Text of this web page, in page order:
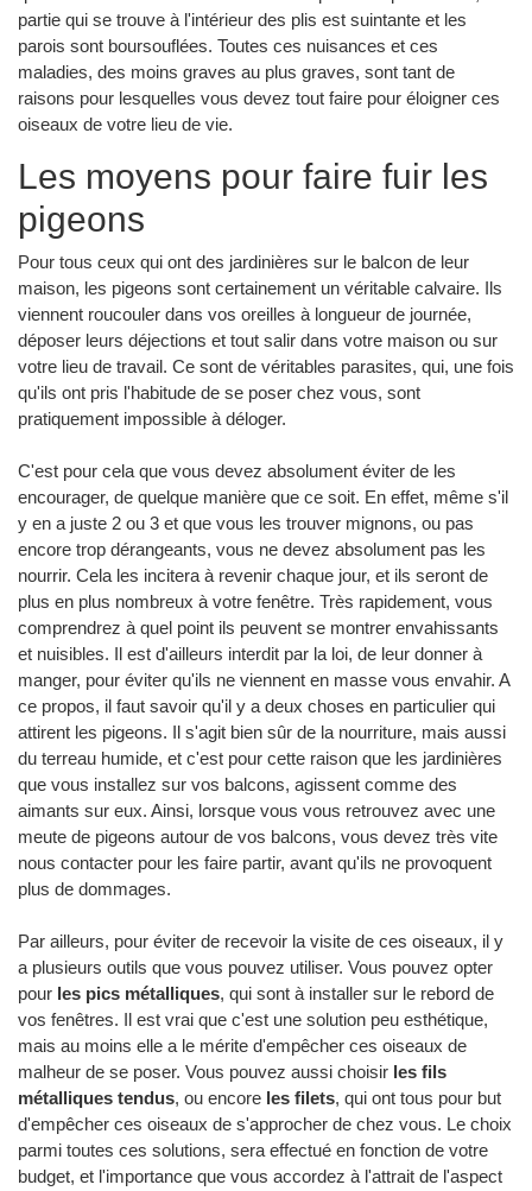
partie qui se trouve à l'intérieur des plis est suintante et les
parois sont boursouflées. Toutes ces nuisances et ces
maladies, des moins graves au plus graves, sont tant de
raisons pour lesquelles vous devez tout faire pour éloigner ces
oiseaux de votre lieu de vie.
Les moyens pour faire fuir les
pigeons
Pour tous ceux qui ont des jardinières sur le balcon de leur
maison, les pigeons sont certainement un véritable calvaire. Ils
viennent roucouler dans vos oreilles à longueur de journée,
déposer leurs déjections et tout salir dans votre maison ou sur
votre lieu de travail. Ce sont de véritables parasites, qui, une fois
qu'ils ont pris l'habitude de se poser chez vous, sont
pratiquement impossible à déloger.
C'est pour cela que vous devez absolument éviter de les
encourager, de quelque manière que ce soit. En effet, même s'il
y en a juste 2 ou 3 et que vous les trouver mignons, ou pas
encore trop dérangeants, vous ne devez absolument pas les
nourrir. Cela les incitera à revenir chaque jour, et ils seront de
plus en plus nombreux à votre fenêtre. Très rapidement, vous
comprendrez à quel point ils peuvent se montrer envahissants
et nuisibles. Il est d'ailleurs interdit par la loi, de leur donner à
manger, pour éviter qu'ils ne viennent en masse vous envahir. A
ce propos, il faut savoir qu'il y a deux choses en particulier qui
attirent les pigeons. Il s'agit bien sûr de la nourriture, mais aussi
du terreau humide, et c'est pour cette raison que les jardinières
que vous installez sur vos balcons, agissent comme des
aimants sur eux. Ainsi, lorsque vous vous retrouvez avec une
meute de pigeons autour de vos balcons, vous devez très vite
nous contacter pour les faire partir, avant qu'ils ne provoquent
plus de dommages.
Par ailleurs, pour éviter de recevoir la visite de ces oiseaux, il y
a plusieurs outils que vous pouvez utiliser. Vous pouvez opter
pour les pics métalliques, qui sont à installer sur le rebord de
vos fenêtres. Il est vrai que c'est une solution peu esthétique,
mais au moins elle a le mérite d'empêcher ces oiseaux de
malheur de se poser. Vous pouvez aussi choisir les fils
métalliques tendus, ou encore les filets, qui ont tous pour but
d'empêcher ces oiseaux de s'approcher de chez vous. Le choix
parmi toutes ces solutions, sera effectué en fonction de votre
budget, et l'importance que vous accordez à l'attrait de l'aspect